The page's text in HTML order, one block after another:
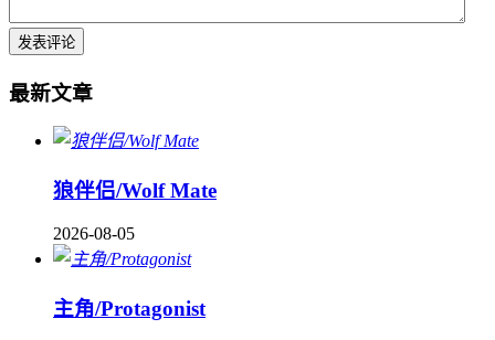
最新文章
狼伴侣/Wolf Mate
2026-08-05
主角/Protagonist